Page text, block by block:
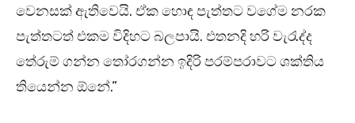
වෙනසක් ඇතිවෙයි. ඒක හොඳ පැත්තට වගේම නරක
පැත්තටත් එකම විදිහට බලපායි. එතනදි හරි වැරැද්ද
තේරුම් ගන්න තෝරගන්න ඉදිරි පරම්පරාවට ශක්තිය
තියෙන්න ඕනේ.”